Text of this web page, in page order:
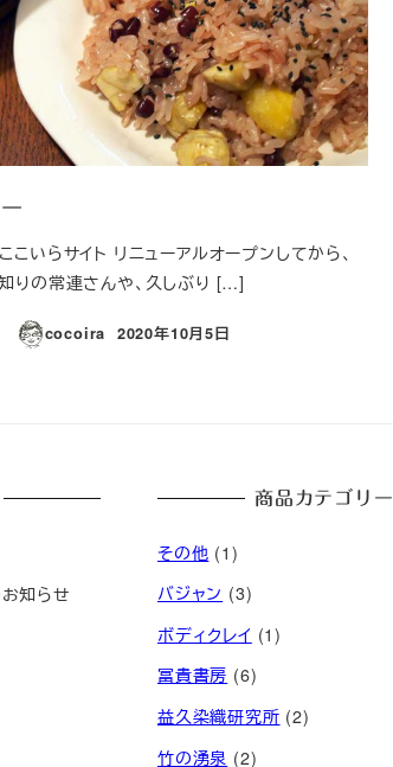
こいらサイト リニューアルオープンしてから、
りの常連さんや、久しぶり […]
cocoira
投稿日
2020年10月5日
知らせ
商品カテゴリー
その他 (1)
バジャン (3)
ボディクレイ (1)
冨貴書房 (6)
益久染織研究所 (2)
竹の湧泉 (2)